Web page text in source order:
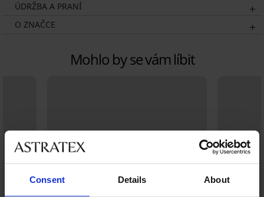
Consent Details About
ÚDRŽBA A PRANÍ
O ZNAČCE
Mohlo by se vám líbit